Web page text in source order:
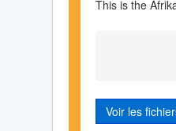
This is the
Voir les